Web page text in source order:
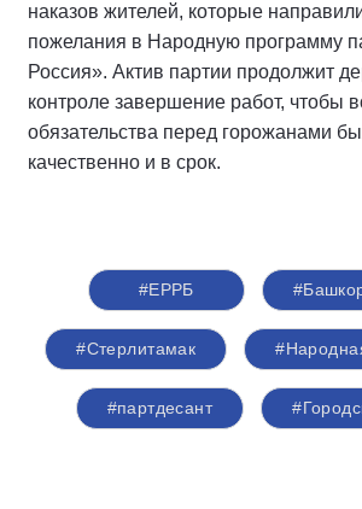
наказов жителей, которые
пожелания в Народную программу
Россия». Актив партии продолжит
контроле завершение работ, чтобы
обязательства перед горожанами
качественно и в срок.
#ЕРРБ
#Стерлитамак
#партдесант